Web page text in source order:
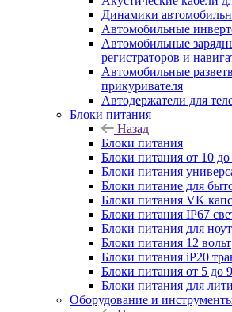
Динамики
Автомобильные
Автомобильные
регистраторов и
Автомобильные
прикуривателя
Автодержатели для
Блоки питания
Назад
Блоки питания
Блоки питания от 10 до
Блоки питания
Блоки питание для
Блоки питания VK
Блоки питания IP67
Блоки питания для
Блоки питания 12 вольт
Блоки питания iP20
Блоки питания от 5 до
Блоки питания для
Оборудование и